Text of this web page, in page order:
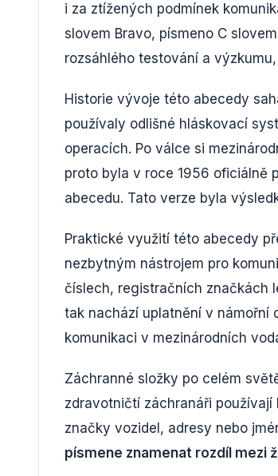
i za ztížených podmínek
slovem Bravo, písmeno C
rozsáhlého testování a
Historie vývoje této abecedy
používaly odlišné hláskovací
operacích. Po válce si
proto byla v roce 1956 oficiálně
abecedu. Tato verze byla
Praktické využití této abecedy
nezbytným nástrojem pro
číslech, registračních značkách
tak nachází uplatnění v námořní
komunikaci v mezinárodních
Záchranné složky po celém
zdravotničtí záchranáři
značky vozidel, adresy nebo
písmene znamenat rozdíl mezi